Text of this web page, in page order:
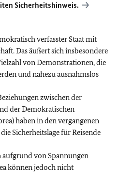
Sicherheitshinweis.
verfasster Staat mit
Das äußert sich insbesondere
von Demonstrationen, die
und nahezu ausnahmslos
zwischen der
der Demokratischen
haben in den vergangenen
Sicherheitslage für Reisende
von Spannungen
können jedoch nicht